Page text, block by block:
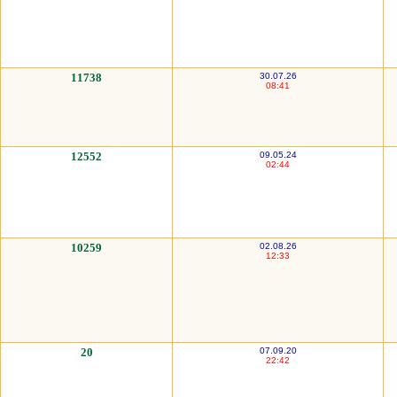
30.07.26
08:41
11738
09.05.24
02:44
12552
02.08.26
12:33
10259
07.09.20
22:42
20